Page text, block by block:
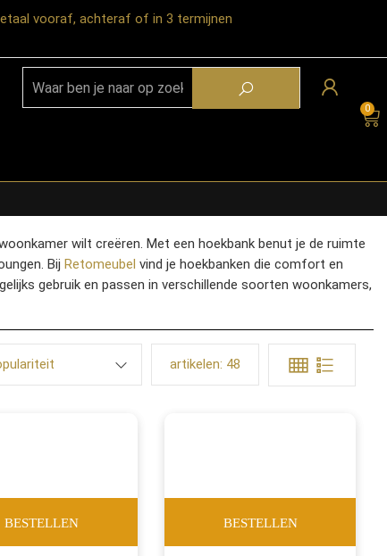
vooraf, achteraf of in 3 termijnen
0
wilt creëren. Met een hoekbank benut je de ruimte
BijRetomeubel vind je hoekbanken die comfort en
gebruik en passen in verschillende soorten woonkamers,
artikelen: 48
BESTELLEN BESTELLEN